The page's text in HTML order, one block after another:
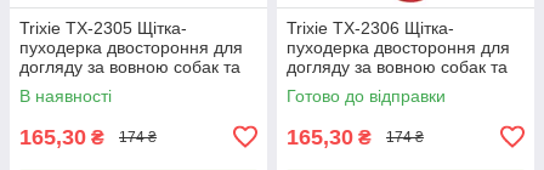
Trixie TX-2305 Щітка-
пуходерка двостороння для
догляду за вовною собак та
котів дерево, 18 х 10 см
В наявності
165,30 ₴ 174 ₴
Trixie TX-2306 Щітка-
пуходерка двостороння для
догляду за вовною собак та
котів пластик, 17 х 10 см
Готово до відправки
165,30 ₴ 174 ₴